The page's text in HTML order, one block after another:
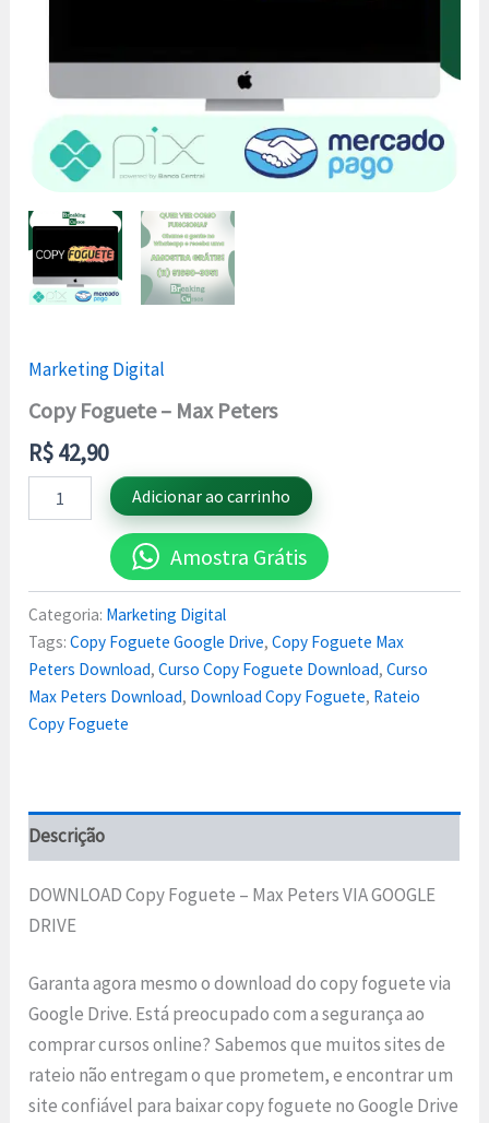
Marketing Digital
Copy Foguete – Max Peters
R$42,90
Adicionar ao carrinho
Amostra Grátis
Categoria: Marketing Digital
Tags:Copy Foguete Google Drive,Copy Foguete Max
Peters Download,Curso Copy Foguete Download,Curso
Max Peters Download, Download Copy Foguete, Rateio
Copy Foguete
Descrição
DOWNLOAD Copy Foguete – Max Peters VIA GOOGLE
DRIVE
Garanta agora mesmo o download do copy foguete via
Google Drive. Está preocupado com a segurança ao
comprar cursos online? Sabemos que muitos sites de
rateio não entregam o que prometem, e encontrar um
site confiável para baixar copy foguete no Google Drive